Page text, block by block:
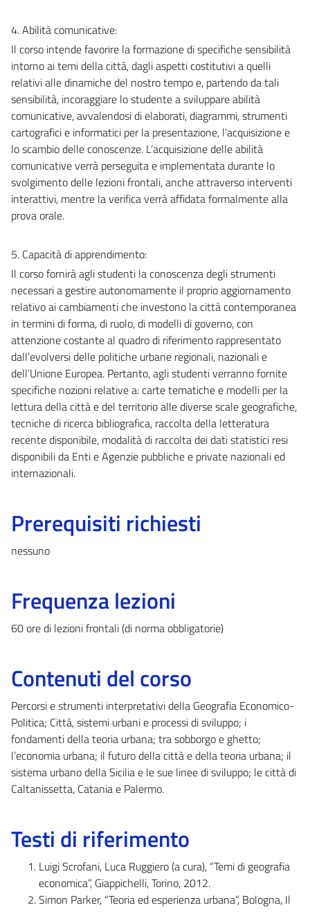
4. Abilità comunicative:
Il corso intende favorire la formazione di specifiche sensibilità
intorno ai temi della città, dagli aspetti costitutivi a quelli
relativi alle dinamiche del nostro tempo e, partendo da tali
sensibilità, incoraggiare lo studente a sviluppare abilità
comunicative, avvalendosi di elaborati, diagrammi, strumenti
cartografici e informatici per la presentazione, l’acquisizione e
lo scambio delle conoscenze. L’acquisizione delle abilità
comunicative verrà perseguita e implementata durante lo
svolgimento delle lezioni frontali, anche attraverso interventi
interattivi, mentre la verifica verrà affidata formalmente alla
prova orale.
5. Capacità di apprendimento:
Il corso fornirà agli studenti la conoscenza degli strumenti
necessari a gestire autonomamente il proprio aggiornamento
relativo ai cambiamenti che investono la città contemporanea
in termini di forma, di ruolo, di modelli di governo, con
attenzione costante al quadro di riferimento rappresentato
dall’evolversi delle politiche urbane regionali, nazionali e
dell’Unione Europea. Pertanto, agli studenti verranno fornite
specifiche nozioni relative a: carte tematiche e modelli per la
lettura della città e del territorio alle diverse scale geografiche,
tecniche di ricerca bibliografica, raccolta della letteratura
recente disponibile, modalità di raccolta dei dati statistici resi
disponibili da Enti e Agenzie pubbliche e private nazionali ed
internazionali.
Prerequisiti richiesti
nessuno
Frequenza lezioni
60 ore di lezioni frontali (di norma obbligatorie)
Contenuti del corso
Percorsi e strumenti interpretativi della Geografia Economico-
Politica; Città, sistemi urbani e processi di sviluppo; i
fondamenti della teoria urbana; tra sobborgo e ghetto;
l’economia urbana; il futuro della città e della teoria urbana; il
sistema urbano della Sicilia e le sue linee di sviluppo; le città di
Caltanissetta, Catania e Palermo.
Testi di riferimento
Luigi Scrofani, Luca Ruggiero (a cura), “Temi di geografia
economica”, Giappichelli, Torino, 2012.
Simon Parker, “Teoria ed esperienza urbana”, Bologna, Il